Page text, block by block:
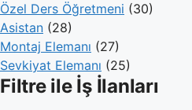
Özel Ders Öğretmeni (30)
Asistan (28)
Montaj Elemanı (27)
Sevkiyat Elemanı (25)
Filtre ile İş İlanları